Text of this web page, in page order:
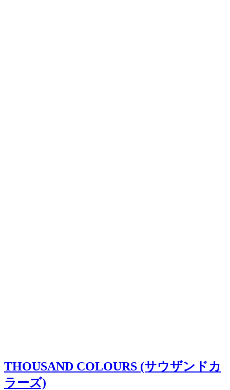
THOUSAND COLOURS (サウザンドカ
ラーズ)